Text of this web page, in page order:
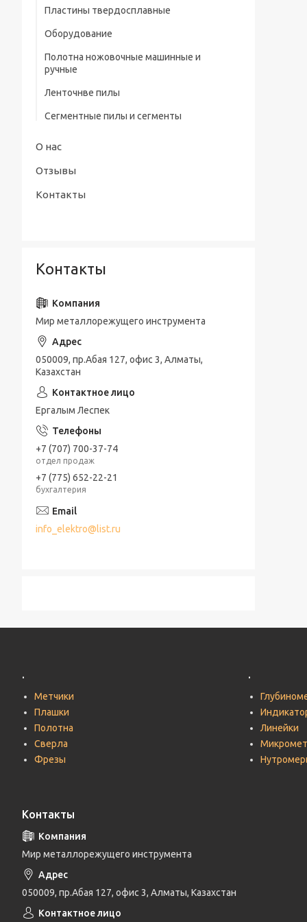
предохранительного конуса (тип А)
Сверла центровочные Р6М5 с
предохранительным конусом (тип В)
радиусные (тип R)
ШЦЦ-III ГОСТ 166-89
Пластины твердосплавные
Оборудование
Полотна ножовочные машинные и
ручные
Ленточнве пилы
Сегментные пилы и сегменты
О нас
Отзывы
Контакты
Контакты
Мир металлорежущего инструмента
050009, пр.Абая 127, офис 3, Алматы,
Казахстан
Ергалым Леспек
+7 (707) 700-37-74
отдел продаж
+7 (775) 652-22-21
бухгалтерия
info_elektro@list.ru
.
Метчики
Плашки
Полотна
Сверла
Фрезы
.
Линейки
Контакты
Мир металлорежущего инструмента
050009, пр.Абая 127, офис 3, Алматы, Казахстан